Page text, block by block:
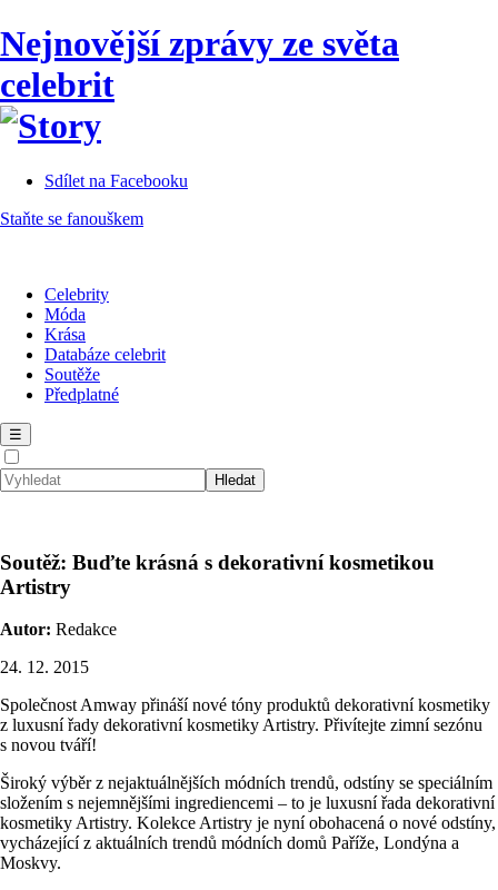
Nejnovější zprávy ze světa
celebrit
Sdílet na Facebooku
Staňte se fanouškem
Celebrity
Móda
Krása
Databáze celebrit
Soutěže
Předplatné
☰
Soutěž: Buďte krásná s dekorativní kosmetikou
Artistry
Autor: Redakce
24. 12. 2015
Společnost Amway přináší nové tóny produktů dekorativní kosmetiky
z luxusní řady dekorativní kosmetiky Artistry. Přivítejte zimní sezónu
s novou tváří!
Široký výběr z nejaktuálnějších módních trendů, odstíny se speciálním
složením s nejemnějšími ingrediencemi – to je luxusní řada dekorativní
kosmetiky Artistry. Kolekce Artistry je nyní obohacená o nové odstíny,
vycházející z aktuálních trendů módních domů Paříže, Londýna a
Moskvy.